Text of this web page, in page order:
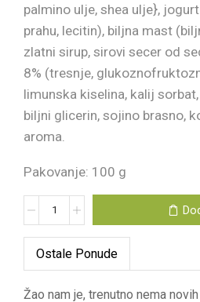
palmino ulje, shea ulje},
prahu, lecitin), biljna mast
zlatni sirup, sirovi secer od
8% (tresnje,
limunska kiselina, kalij
biljni glicerin, sojino brasno,
aroma.
Pakovanje: 100 g
Ostale Ponude
Žao nam je, trenutno nema